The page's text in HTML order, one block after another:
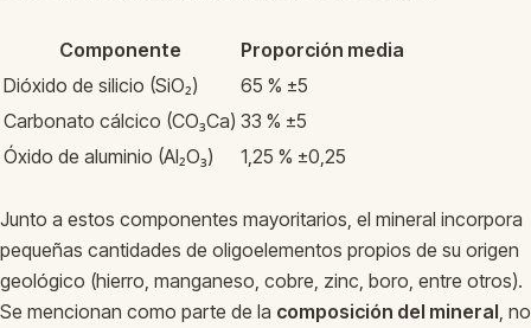
Componente
Proporción media
Dióxido de silicio (SiO₂)
65 % ±5
Carbonato cálcico (CO₃Ca) 33 % ±5
Óxido de aluminio (Al₂O₃)
1,25 % ±0,25
Junto a estos componentes mayoritarios, el mineral incorpora
pequeñas cantidades de oligoelementos propios de su origen
geológico (hierro, manganeso, cobre, zinc, boro, entre otros).
Se mencionan como parte de la composición del mineral , no